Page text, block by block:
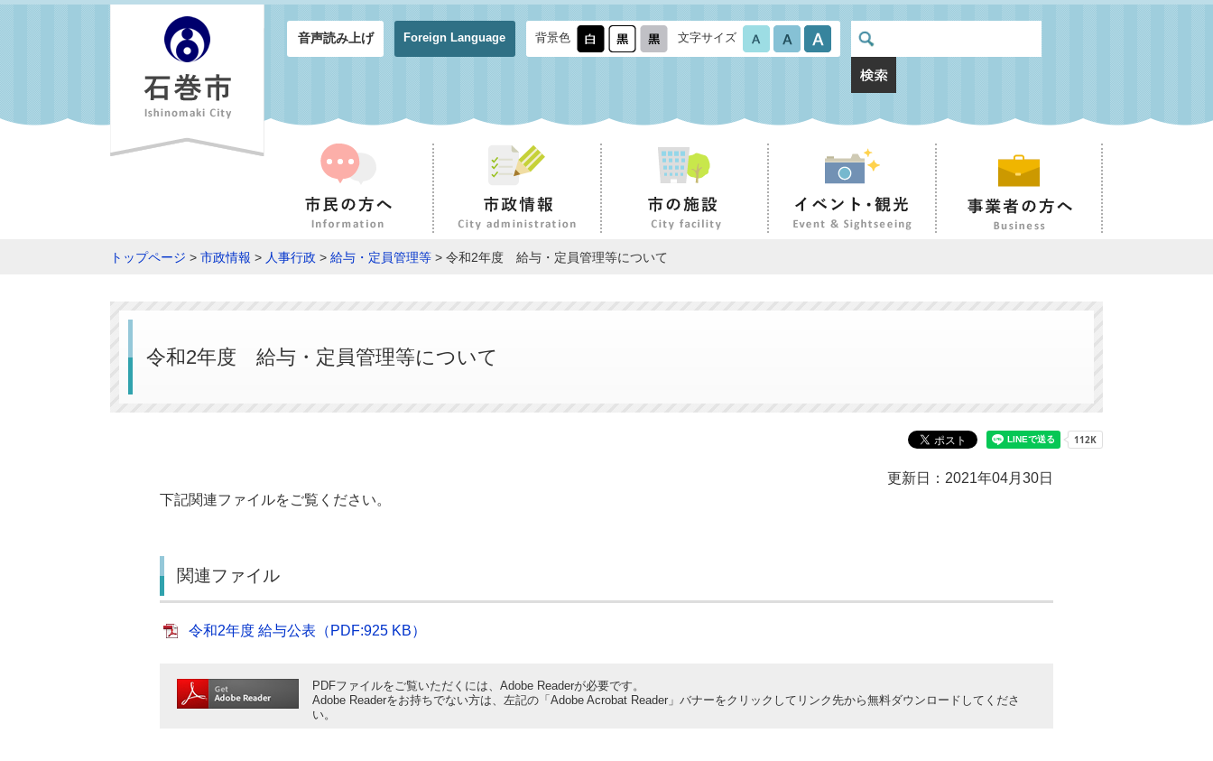
音声読み上げ Foreign Language 背景色 文字サイズ
トップページ > 市政情報 > 人事行政 > 給与・定員管理等 > 令和2年度 給与・定員管理等について
令和2年度 給与・定員管理等について
更新日：2021年04月30日
下記関連ファイルをご覧ください。
関連ファイル
令和2年度 給与公表（PDF:925 KB）
PDFファイルをご覧いただくには、Adobe Readerが必要です。
Adobe Readerをお持ちでない方は、左記の「Adobe Acrobat Reader」バナーをクリックしてリンク先から無料ダウンロードしてくださ
い。